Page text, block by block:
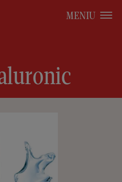
MENIU